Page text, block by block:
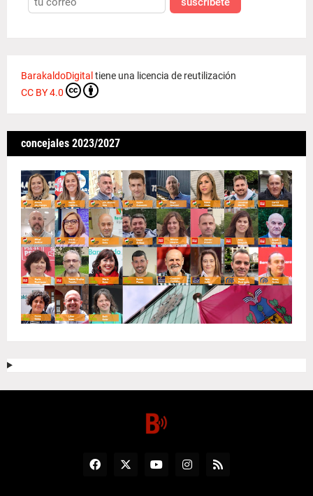
BarakaldoDigital tiene una licencia de reutilización
CC BY 4.0
concejales 2023/2027